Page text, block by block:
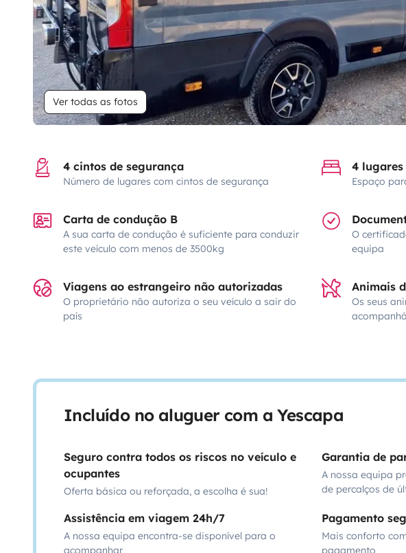
Ver todas as fotos
4 cintos de segurança
Número de lugares com cintos de segurança
4
Espaço
Carta de condução B
A sua carta de condução é suficiente para conduzir
este veículo com menos de 3500kg
O
equipa
Viagens ao estrangeiro não autorizadas
O proprietário não autoriza o seu veículo a sair do
país
Animais
Os seus
Incluído no aluguer com a Yescapa
Seguro contra todos os riscos no veículo e
ocupantes
Oferta básica ou reforçada, a escolha é sua!
Garantia de
A nossa equipa
de percalços de
Assistência em viagem 24h/7
A nossa equipa encontra-se disponível para o
acompanhar
Pagamento
Mais conforto
pagamento